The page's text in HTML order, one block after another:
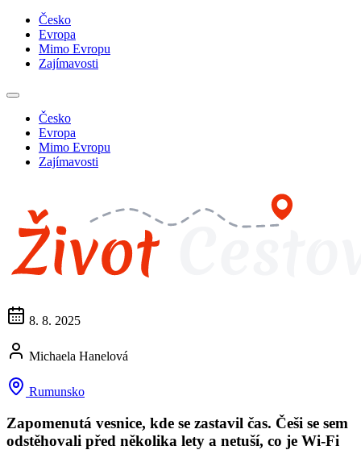
Česko
Evropa
Mimo Evropu
Zajímavosti
Česko
Evropa
Mimo Evropu
Zajímavosti
8. 8. 2025
Michaela Hanelová
Rumunsko
Zapomenutá vesnice, kde se zastavil čas. Češi se sem
odstěhovali před několika lety a netuší, co je Wi-Fi